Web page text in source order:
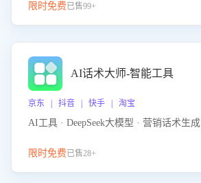
限时免费已售99+
AI话术大师-智能工具
京东 | 抖音 | 快手 | 淘宝
AI工具 · DeepSeek大模型 · 营销话术生成
限时免费已售28+